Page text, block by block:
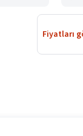
Fiyatları